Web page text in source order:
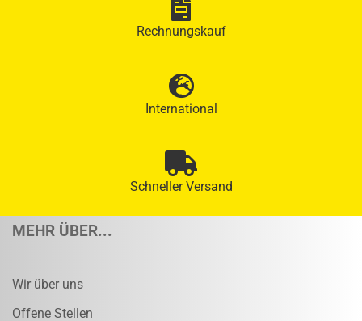
Rechnungskauf
International
Schneller Versand
MEHR ÜBER...
Wir über uns
Offene Stellen